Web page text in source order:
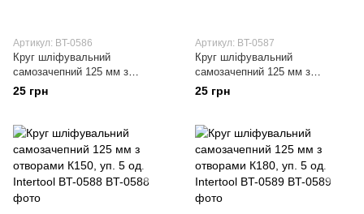
Артикул: BT-0586
Круг шліфувальний
самозачепний 125 мм з
отворами К100, уп. 5 од.
Intertool BT-0586
25 грн
Артикул: BT-0587
Круг шліфувальний
самозачепний 125 мм з
отворами К120, уп. 5 од.
Intertool BT-0587
25 грн